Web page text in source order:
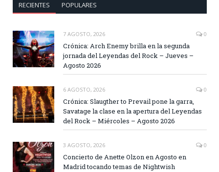
RECIENTES POPULARES
7 AGOSTO, 2026 0
Crónica: Arch Enemy brilla en la segunda
jornada del Leyendas del Rock – Jueves –
Agosto 2026
6 AGOSTO, 2026 0
Crónica: Slaugther to Prevail pone la garra,
Savatage la clase en la apertura del Leyendas
del Rock – Miércoles – Agosto 2026
3 AGOSTO, 2026 0
Concierto de Anette Olzon en Agosto en
Madrid tocando temas de Nightwish